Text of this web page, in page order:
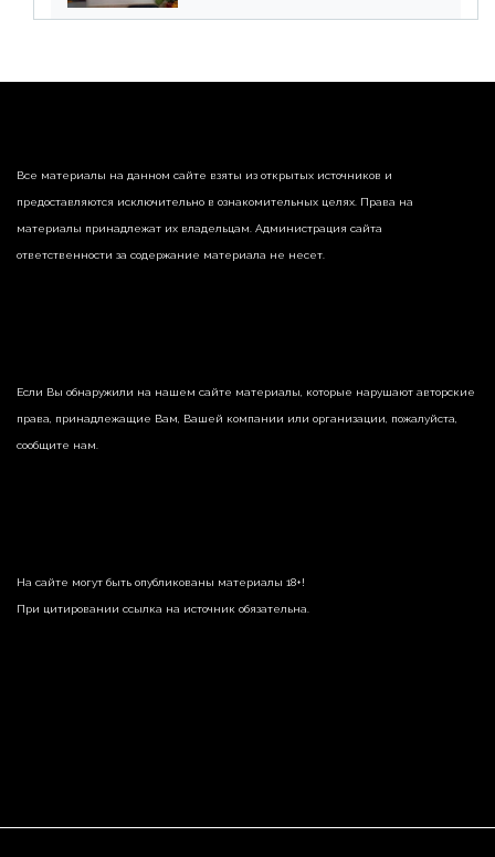
реализации недвижимости
Все материалы на данном сайте взяты из открытых источников и
предоставляются исключительно в ознакомительных целях. Права на
материалы принадлежат их владельцам. Администрация сайта
ответственности за содержание материала не несет.
Если Вы обнаружили на нашем сайте материалы, которые нарушают авторские
права, принадлежащие Вам, Вашей компании или организации, пожалуйста,
сообщите нам.
На сайте могут быть опубликованы материалы 18+!
При цитировании ссылка на источник обязательна.